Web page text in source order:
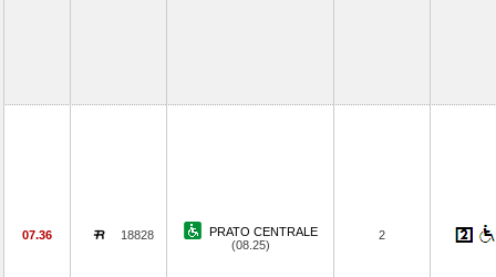
07.36 18828
PRATO CENTRALE
(08.25)
2